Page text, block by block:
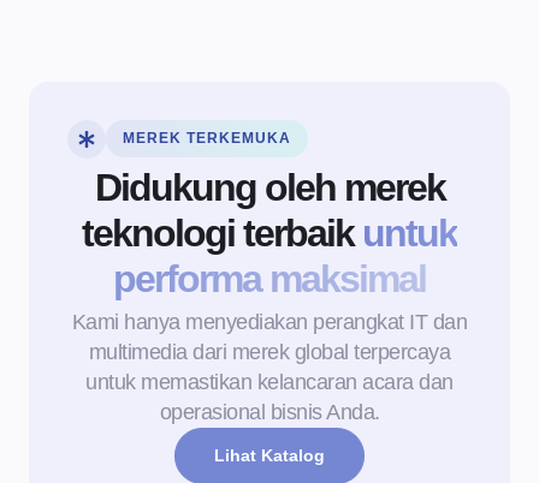
MEREK TERKEMUKA
Didukung oleh merek
teknologi terbaikuntuk
performa maksimal
Kami hanya menyediakan perangkat IT dan
multimedia dari merek global terpercaya
untuk memastikan kelancaran acara dan
operasional bisnis Anda.
Lihat Katalog